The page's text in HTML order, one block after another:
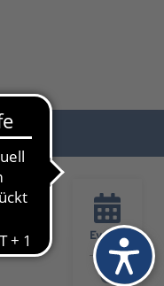
Events